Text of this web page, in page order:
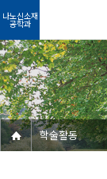
나노신소재
공학과
학술활동